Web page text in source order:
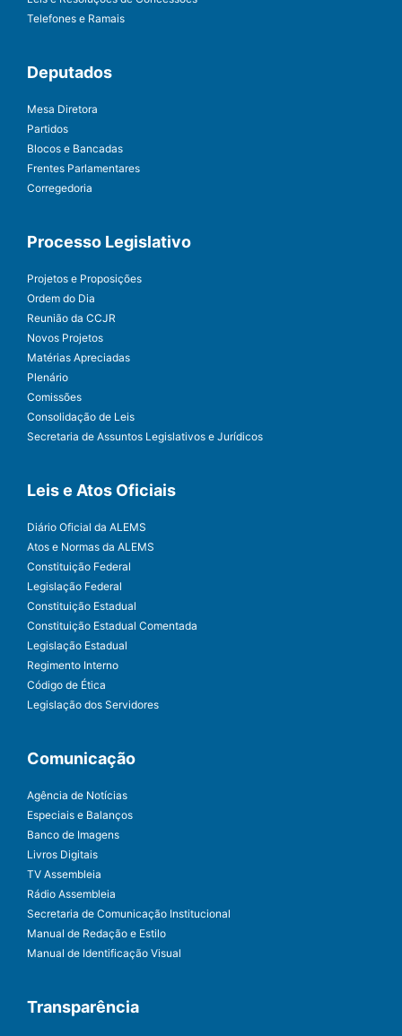
Telefones e Ramais
Deputados
Mesa Diretora
Partidos
Blocos e Bancadas
Frentes Parlamentares
Corregedoria
Processo Legislativo
Projetos e Proposições
Ordem do Dia
Reunião da CCJR
Novos Projetos
Matérias Apreciadas
Plenário
Comissões
Consolidação de Leis
Secretaria de Assuntos Legislativos e Jurídicos
Leis e Atos Oficiais
Diário Oficial da ALEMS
Atos e Normas da ALEMS
Constituição Federal
Legislação Federal
Constituição Estadual
Constituição Estadual Comentada
Legislação Estadual
Regimento Interno
Código de Ética
Legislação dos Servidores
Comunicação
Agência de Notícias
Especiais e Balanços
Banco de Imagens
Livros Digitais
TV Assembleia
Rádio Assembleia
Secretaria de Comunicação Institucional
Manual de Redação e Estilo
Manual de Identificação Visual
Transparência